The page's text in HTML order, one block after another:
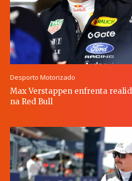
Desporto Motorizado
Max Verstappen enfrenta
na Red Bull